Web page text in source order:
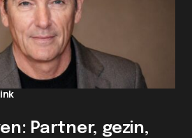
Partner, gezin,